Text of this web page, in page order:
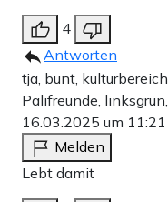
beschmiert alles mit
gegen die
politische Botschaften
irgendeine
Ikea. Seit der Müll in
er offenbar Auftrieb,
4
Antworten
tja, bunt,
Palifreunde,
16.03.2025 um
Melden
Lebt damit